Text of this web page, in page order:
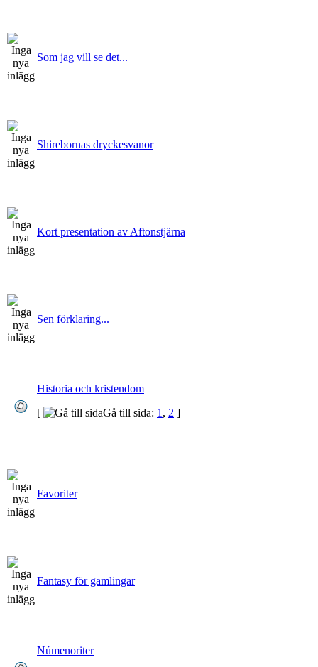
Som jag vill se det...
Shirebornas dryckesvanor
Kort presentation av Aftonstjärna
Sen förklaring...
Historia och kristendom
[
Gå till sida: 1 , 2 ]
Favoriter
Fantasy för gamlingar
Númenoriter